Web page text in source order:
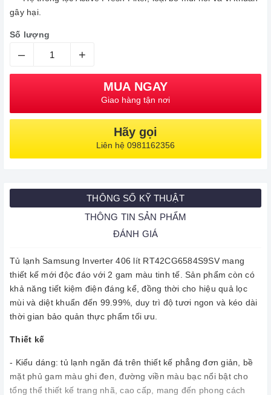
gây hại.
Số lượng
– +
MUA NGAY
Giao hàng tận nơi
Hãy gọi
Liên hệ 0981162356
THÔNG SỐ KỸ THUẬT
THÔNG TIN SẢN PHẨM
ĐÁNH GIÁ
Tủ lạnh Samsung Inverter 406 lít RT42CG6584S9SV mang
thiết kế mới độc đáo với 2 gam màu tinh tế. Sản phẩm còn có
khả năng tiết kiệm điện đáng kể, đồng thời cho hiệu quả lọc
mùi và diệt khuẩn đến 99.99%, duy trì độ tươi ngon và kéo dài
thời gian bảo quản thực phẩm tối ưu.
Thiết kế
- Kiểu dáng: tủ lạnh ngăn đá trên thiết kế phẳng đơn giản, bề
mặt phủ gam màu ghi đen, đường viền màu bạc nổi bật cho
tổng thể thiết kế trang nhã, cao cấp, mang đến phong cách